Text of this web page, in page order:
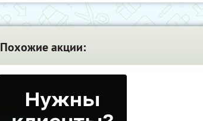
Похожие акции: